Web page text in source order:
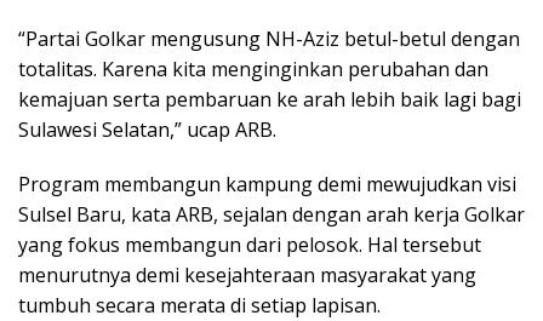
“Partai Golkar mengusung NH-Aziz betul-betul dengan
totalitas. Karena kita menginginkan perubahan dan
kemajuan serta pembaruan ke arah lebih baik lagi bagi
Sulawesi Selatan,” ucap ARB.
Program membangun kampung demi mewujudkan visi
Sulsel Baru, kata ARB, sejalan dengan arah kerja Golkar
yang fokus membangun dari pelosok. Hal tersebut
menurutnya demi kesejahteraan masyarakat yang
tumbuh secara merata di setiap lapisan.